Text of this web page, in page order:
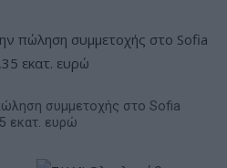
συμμετοχής στο Sofia
εκατ. ευρώ